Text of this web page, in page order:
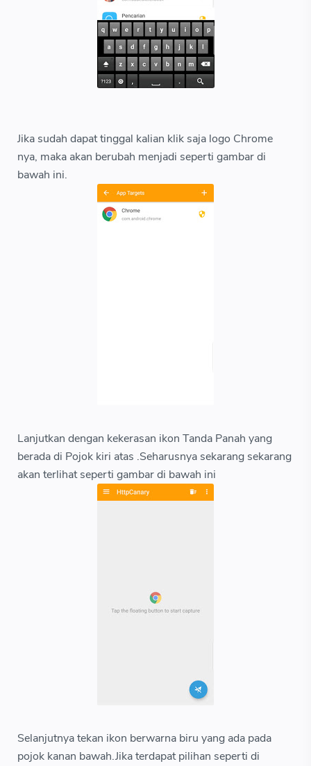
Jika sudah dapat tinggal kalian klik saja logo Chrome
nya, maka akan berubah menjadi seperti gambar di
bawah ini.
Lanjutkan dengan kekerasan ikon Tanda Panah yang
berada di Pojok kiri atas .Seharusnya sekarang sekarang
akan terlihat seperti gambar di bawah ini
Selanjutnya tekan ikon berwarna biru yang ada pada
pojok kanan bawah.Jika terdapat pilihan seperti di